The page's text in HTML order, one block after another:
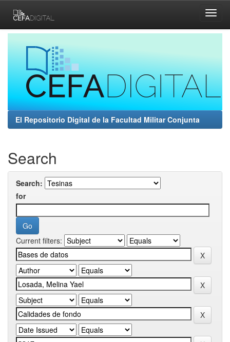
navigation
El Repositorio Digital de la Facultad Militar Conjunta
Search
Search:
for
Current filters: